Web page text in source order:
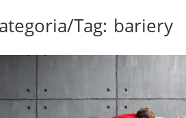
bariery